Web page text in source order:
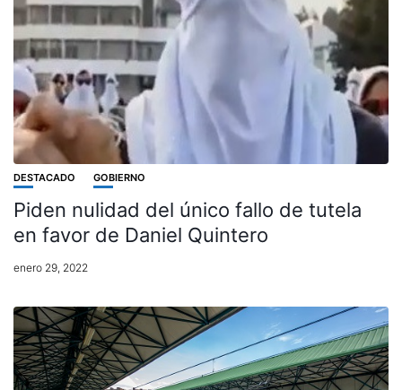
DESTACADO GOBIERNO
Piden nulidad del único fallo de tutela
en favor de Daniel Quintero
enero 29, 2022